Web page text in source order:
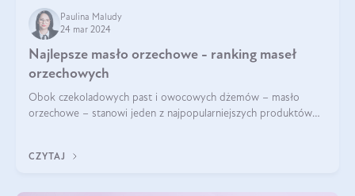
Paulina Maludy
24 mar 2024
Najlepsze masło orzechowe - ranking maseł
orzechowych
Obok czekoladowych past i owocowych dżemów – masło
orzechowe – stanowi jeden z najpopularniejszych produktów
CZYTAJ